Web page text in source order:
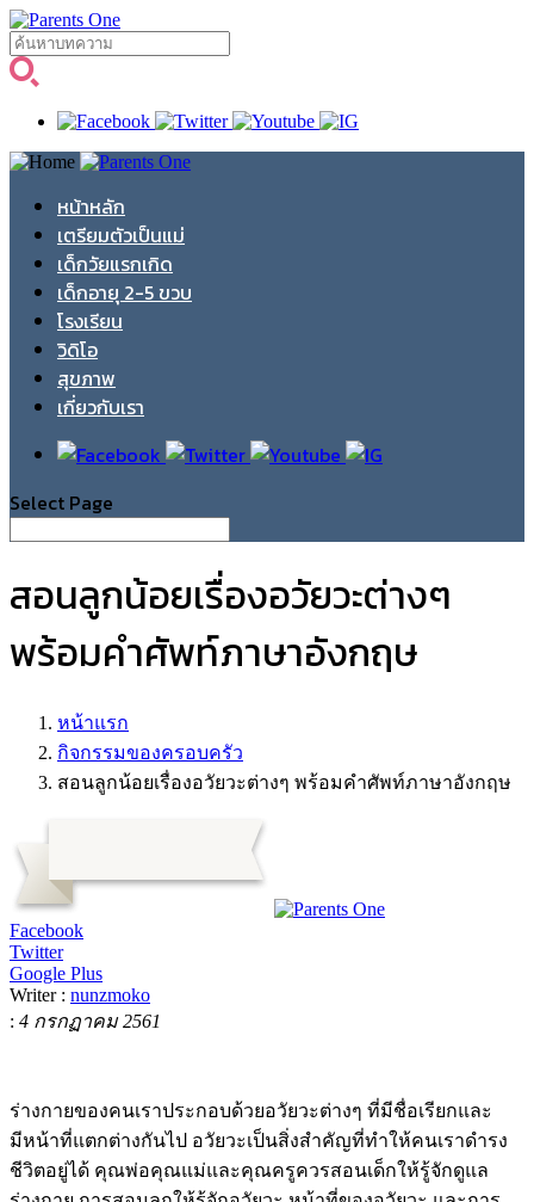
หน้าหลัก
เตรียมตัวเป็นแม่
เด็กวัยแรกเกิด
เด็กอายุ 2-5 ขวบ
โรงเรียน
วิดิโอ
สุขภาพ
เกี่ยวกับเรา
Select Page
สอนลูกน้อยเรื่องอวัยวะต่างๆ
พร้อมคำศัพท์ภาษาอังกฤษ
หน้าแรก
กิจกรรมของครอบครัว
สอนลูกน้อยเรื่องอวัยวะต่างๆ พร้อมคำศัพท์ภาษาอังกฤษ
Facebook
Twitter
Google Plus
Writer : nunzmoko
: 4 กรกฏาคม 2561
ร่างกายของคนเราประกอบด้วยอวัยวะต่างๆ ที่มีชื่อเรียกและ
มีหน้าที่แตกต่างกันไป อวัยวะเป็นสิ่งสำคัญที่ทำให้คนเราดำรง
ชีวิตอยู่ได้ คุณพ่อคุณแม่และคุณครูควรสอนเด็กให้รู้จักดูแล